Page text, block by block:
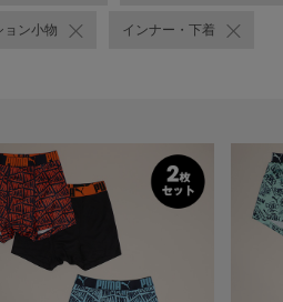
ョン小物 インナー・下着